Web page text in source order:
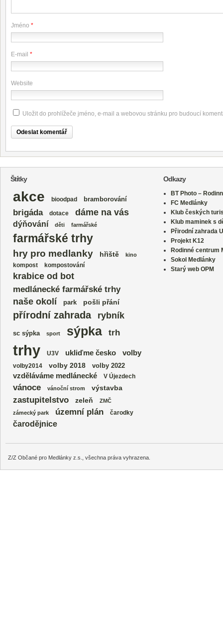
Jméno *
E-mail *
Website
Uložit do prohlížeče jméno, e-mail a webovou stránku pro budoucí
Štítky
akce bioodpad bramborování
brigáda dotace dáme na vás
dýňování děti farmářské
farmářské trhy
hry pro medlanky hřiště kino
kompost kompostování
krabice od bot
medlánecké farmářské trhy
naše okolí
park pošli přání
přírodní zahrada rybník
sc sýpka sport sýpka trh
trhy U3V ukliďme česko volby
volby2014 volby 2018 volby 2022
vzděláváme medlánecké V Újezdech
vánoce vánoční strom výstavba
zastupitelstvo zeleň
ZMČ
zámecký park
územní plán čarodky
čarodějnice
Odkazy
BT Photo –
FC Medlánky
Klub českých
Klub maminek s
Přirodní zahrada
Projekt K12
Rodinné centrum
Sokol Medlánky
Starý web OPM
Z/Z Občané pro Medlánky z.s., všechna práva vyhrazena.